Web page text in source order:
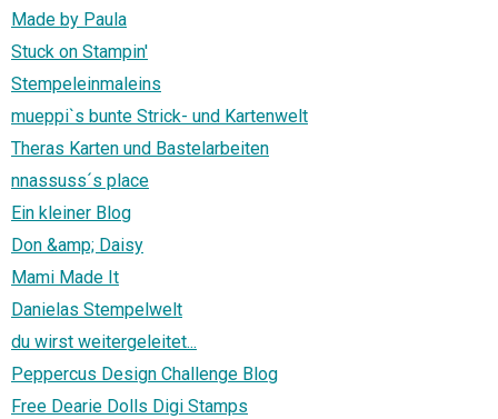
Made by Paula
Stuck on Stampin'
Stempeleinmaleins
mueppi`s bunte Strick- und Kartenwelt
Theras Karten und Bastelarbeiten
nnassuss´s place
Ein kleiner Blog
Don &amp; Daisy
Mami Made It
Danielas Stempelwelt
du wirst weitergeleitet...
Peppercus Design Challenge Blog
Free Dearie Dolls Digi Stamps